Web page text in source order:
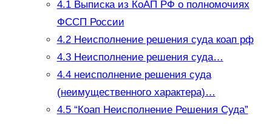
4.1Выписка из КоАП РФ о полномочиях
ФССП России
4.2Неисполнение решения суда коап рф
4.3Неисполнение решения суда…
4.4неисполнение решения суда
(неимущественного характера)…
4.5“Коап Неисполнение Решения Суда”